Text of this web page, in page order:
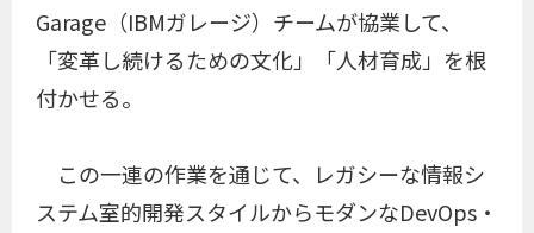
Garage（IBMガレージ）チームが協業して、
「変革し続けるための文化」「人材育成」を根
付かせる。
この一連の作業を通じて、レガシーな情報シ
ステム室的開発スタイルからモダンなDevOps・